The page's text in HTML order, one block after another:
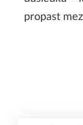
propast